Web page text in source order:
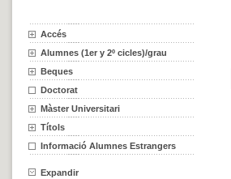
Accés
Alumnes (1er y 2º cicles)/grau
Beques
Doctorat
Màster Universitari
Títols
Informació Alumnes Estrangers
Expandir